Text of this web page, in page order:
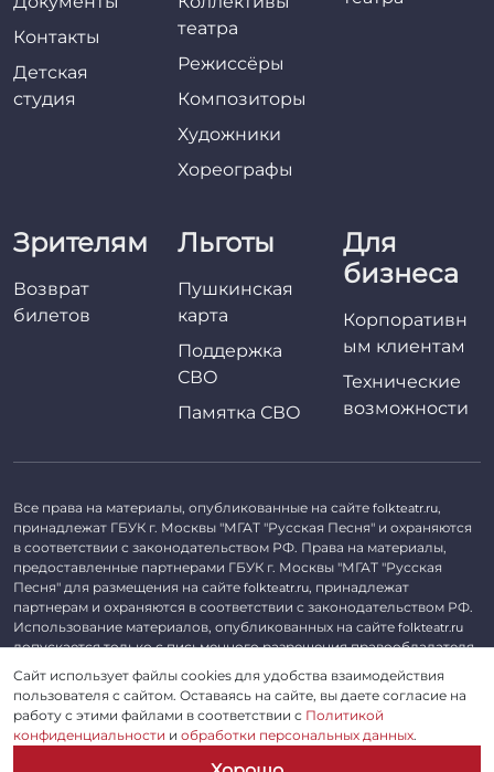
Контакты
Детская
студия
театра
Режиссёры
Композиторы
Художники
Хореографы
Зрителям
Возврат
билетов
Льготы
Пушкинская
карта
Поддержка
СВО
Памятка СВО
Для
бизнеса
Корпоративн
ым клиентам
Технические
возможности
Все права на материалы, опубликованные на сайте folkteatr.ru,
принадлежат ГБУК г. Москвы "МГАТ "Русская Песня" и охраняются
в соответствии с законодательством РФ. Права на материалы,
предоставленные партнерами ГБУК г. Москвы "МГАТ "Русская
Песня" для размещения на сайте folkteatr.ru, принадлежат
партнерам и охраняются в соответствии с законодательством РФ.
Использование материалов, опубликованных на сайте folkteatr.ru
допускается только с письменного разрешения правообладателя.
©2026 ГБУК г. Москвы «МГАТ «Русская песня». ОГРН 1027739279182,
ИНН 7714039052.
Пользовательское соглашение
Сайт использует файлы cookies для удобства взаимодействия
пользователя с сайтом. Оставаясь на сайте, вы даете согласие на
работу с этими файлами в соответствии с Политикой
конфиденциальности и обработки персональных данных.